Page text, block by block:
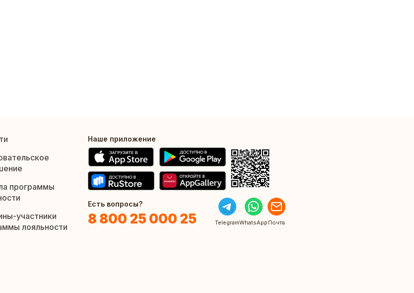
программы
участники
лояльности
Наше приложение
Есть вопросы?
8 800 25 000 25 TelegramWhatsApp Почта